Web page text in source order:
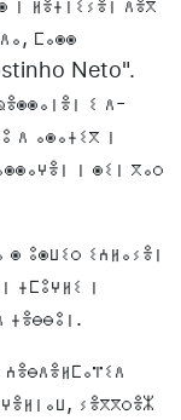
ⵎⴰⵙⵙ
Neto".
ⵉ ⴷ-
ⴷ ⴰⵙⴰⵜⵉⴳ ⵏ
ⵏ ⵙⵉⵏ ⴳⴰⵔ
ⵓⵙⵡⵉⵔ ⵉⵄⵍⴰⵢⴻⵏ
ⵜⵎⵓⵖⵍⵉ ⵏ
ⵜⴻⴱⴱⵓⵏ.
ⵢⴻⴳⴳⵔⴻⵣ